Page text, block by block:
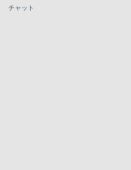
チャット